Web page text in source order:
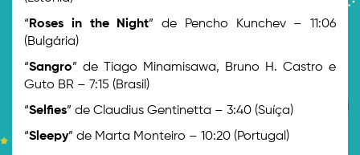
“ Roses in the Night” de Pencho Kunchev – 11:06
(Bulgária)
“Sangro” de Tiago Minamisawa, Bruno H. Castro e
Guto BR – 7:15 (Brasil)
“Selfies” de Claudius Gentinetta – 3:40 (Suíça)
“Sleepy” de Marta Monteiro – 10:20 (Portugal)